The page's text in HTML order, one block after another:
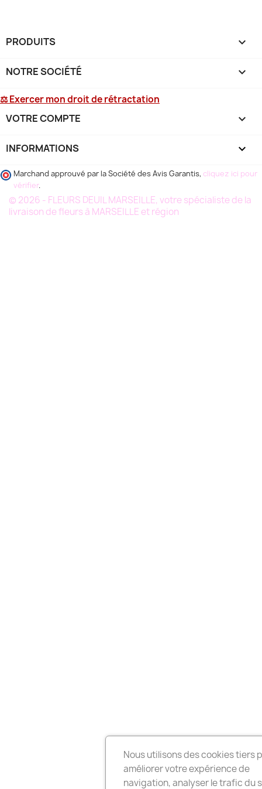
PRODUITS 
NOTRE SOCIÉTÉ 
⚖ Exercer mon droit de rétractation
VOTRE COMPTE 
INFORMATIONS keyboard_arrow_down
Marchand approuvé par la Société des Avis Garantis, cliquez ici pour
vérifier.
© 2026 - FLEURS DEUIL MARSEILLE, votre spécialiste de la
livraison de fleurs à MARSEILLE et région
Nous utilisons des cookies tiers
améliorer votre expérience de
navigation, analyser le trafic du